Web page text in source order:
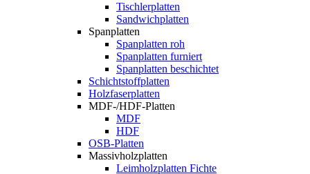
Tischlerplatten
Sandwichplatten
Spanplatten
Spanplatten roh
Spanplatten furniert
Spanplatten beschichtet
Schichtstoffplatten
Holzfaserplatten
MDF-/HDF-Platten
MDF
HDF
OSB-Platten
Massivholzplatten
Leimholzplatten Fichte